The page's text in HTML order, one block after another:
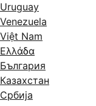
Uruguay
Venezuela
Việt Nam
Ελλάδα
България
Казахстан
Србија